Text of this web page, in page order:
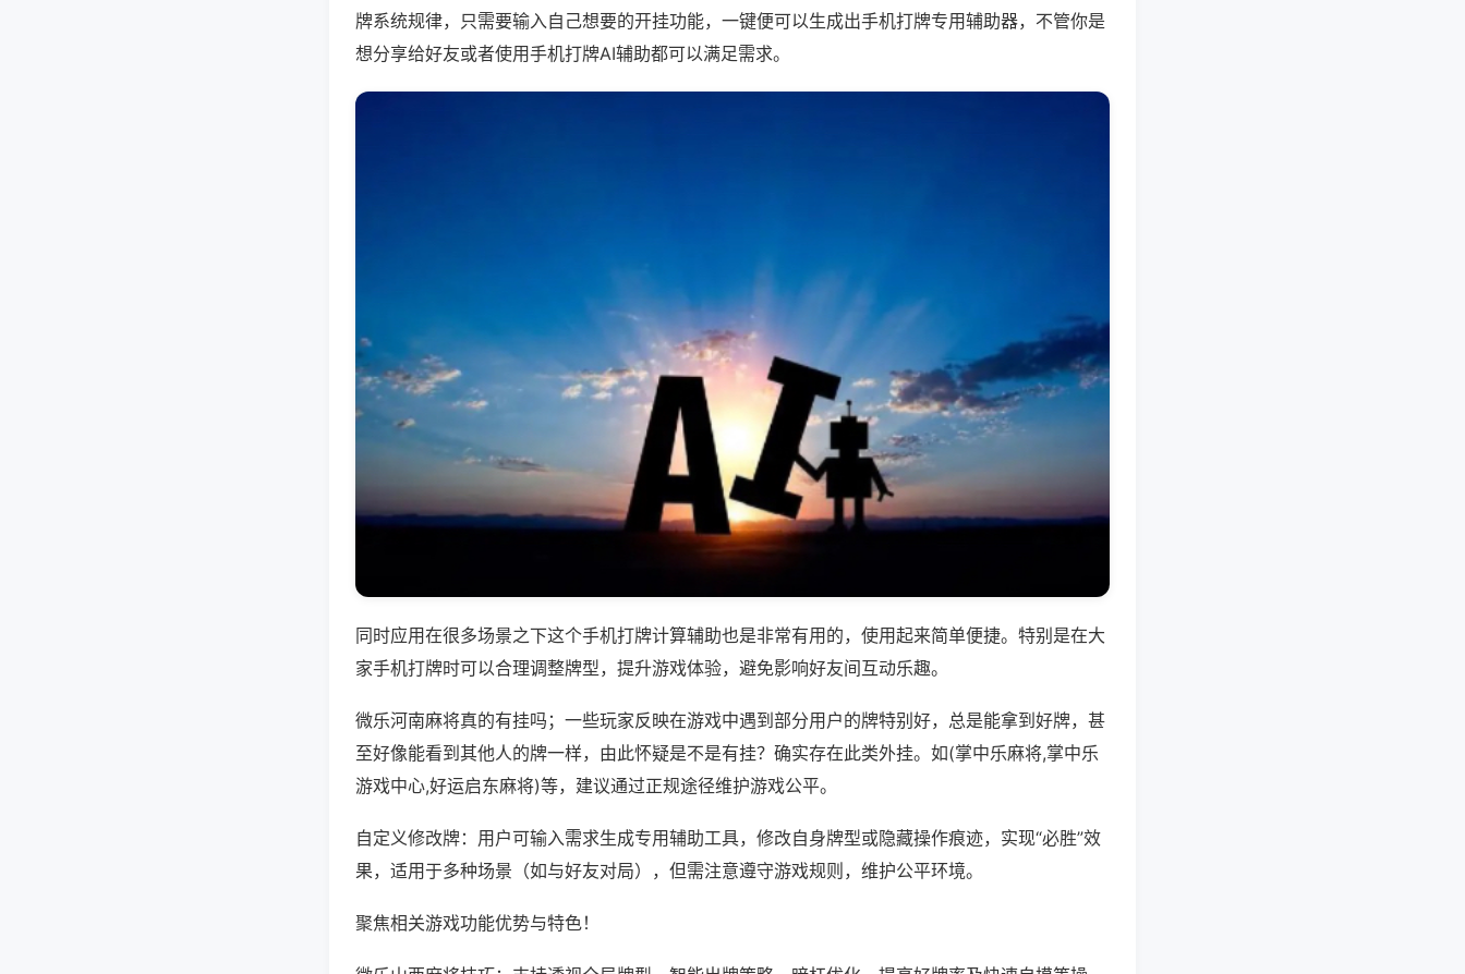
牌系统规律，只需要输入自己想要的开挂功能，一键便可以生成出手机打牌专用辅助器，不管你是
想分享给好友或者使用手机打牌AI辅助都可以满足需求。
同时应用在很多场景之下这个手机打牌计算辅助也是非常有用的，使用起来简单便捷。特别是在大
家手机打牌时可以合理调整牌型，提升游戏体验，避免影响好友间互动乐趣。
微乐河南麻将真的有挂吗；一些玩家反映在游戏中遇到部分用户的牌特别好，总是能拿到好牌，甚
至好像能看到其他人的牌一样，由此怀疑是不是有挂？确实存在此类外挂。如(掌中乐麻将,掌中乐
游戏中心,好运启东麻将)等，建议通过正规途径维护游戏公平。
自定义修改牌：用户可输入需求生成专用辅助工具，修改自身牌型或隐藏操作痕迹，实现“必胜”效
果，适用于多种场景（如与好友对局），但需注意遵守游戏规则，维护公平环境。
聚焦相关游戏功能优势与特色！